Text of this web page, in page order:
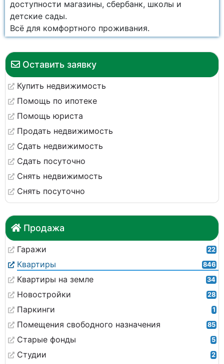
Оставить заявку
Купить недвижимость
Помощь по ипотеке
Помощь юриста
Продать недвижимость
Сдать недвижимость
Сдать посуточно
Снять недвижимость
Снять посуточно
Продажа
Гаражи 22
Квартиры 846
Квартиры на земле 34
Новостройки 28
Паркинги 1
Помещения свободного назначения 85
Старые фонды 5
Студии 2
доступности магазины, сбербанк, школы и
детские сады.
Всё для комфортного проживания.